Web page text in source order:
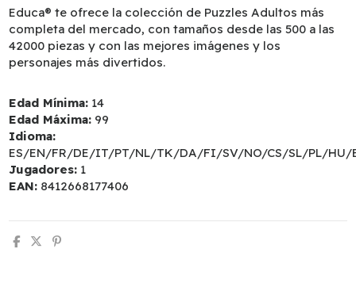
Educa® te ofrece la colección de Puzzles Adultos más
completa del mercado, con tamaños desde las 500 a las
42000 piezas y con las mejores imágenes y los
personajes más divertidos.
Edad Mínima: 14
Edad Máxima: 99
Idioma:
ES/EN/FR/DE/IT/PT/NL/TK/DA/FI/SV/NO/CS/SL/PL/HU/
Jugadores: 1
EAN: 8412668177406